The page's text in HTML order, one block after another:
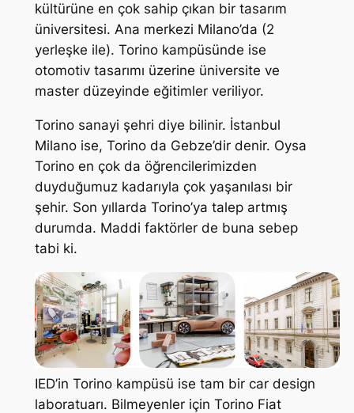
kültürüne en çok sahip çıkan bir tasarım
üniversitesi. Ana merkezi Milano’da (2
yerleşke ile). Torino kampüsünde ise
otomotiv tasarımı üzerine üniversite ve
master düzeyinde eğitimler veriliyor.
Torino sanayi şehri diye bilinir. İstanbul
Milano ise, Torino da Gebze’dir denir. Oysa
Torino en çok da öğrencilerimizden
duyduğumuz kadarıyla çok yaşanılası bir
şehir. Son yıllarda Torino’ya talep artmış
durumda. Maddi faktörler de buna sebep
tabi ki.
IED’in Torino kampüsü ise tam bir car design
laboratuarı. Bilmeyenler için Torino Fiat